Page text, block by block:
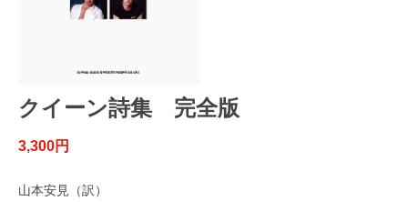
クイーン詩集 完全版
3,300円
山本安見（訳）